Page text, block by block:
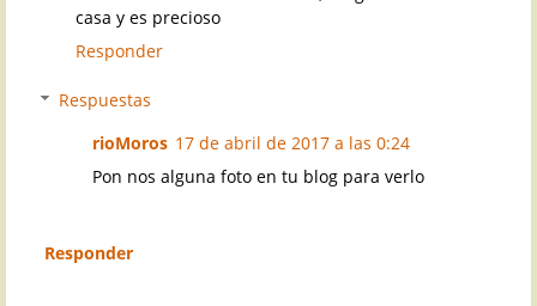
casa y es precioso
Responder
Respuestas
rioMoros 17 de abril de 2017 a las 0:24
Pon nos alguna foto en tu blog para verlo
Responder